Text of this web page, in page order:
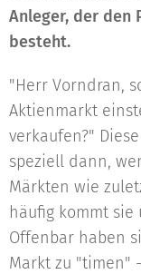
Anleger, der den
besteht.
"Herr Vorndran,
Aktienmarkt
verkaufen?"
speziell dann,
Märkten wie
häufig kommt sie
Offenbar haben
Markt zu "timen"